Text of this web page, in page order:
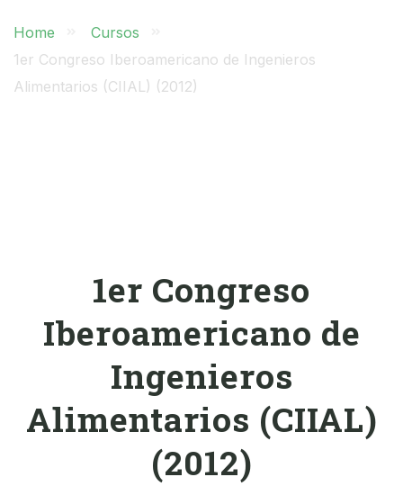
Home
Cursos
1er Congreso Iberoamericano de Ingenieros
Alimentarios (CIIAL) (2012)
1er Congreso
Iberoamericano de
Ingenieros
Alimentarios (CIIAL)
(2012)